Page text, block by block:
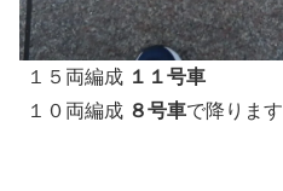
１５両編成 １１号車
１０両編成 ８号車で降ります